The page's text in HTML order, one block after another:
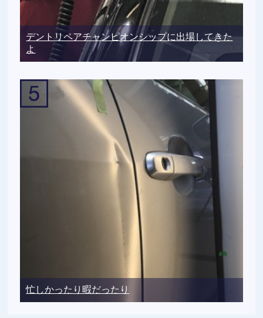
デントリペアチャンピオンシップに出場してきた
よ
忙しかったり暇だったり